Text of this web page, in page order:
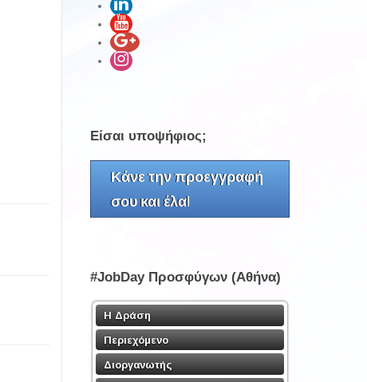
Είσαι υποψήφιος;
Κάνε την προεγγραφή
σου και έλα!
#JobDay Προσφύγων (Αθήνα)
Η Δράση
Περιεχόμενο
Διοργανωτής